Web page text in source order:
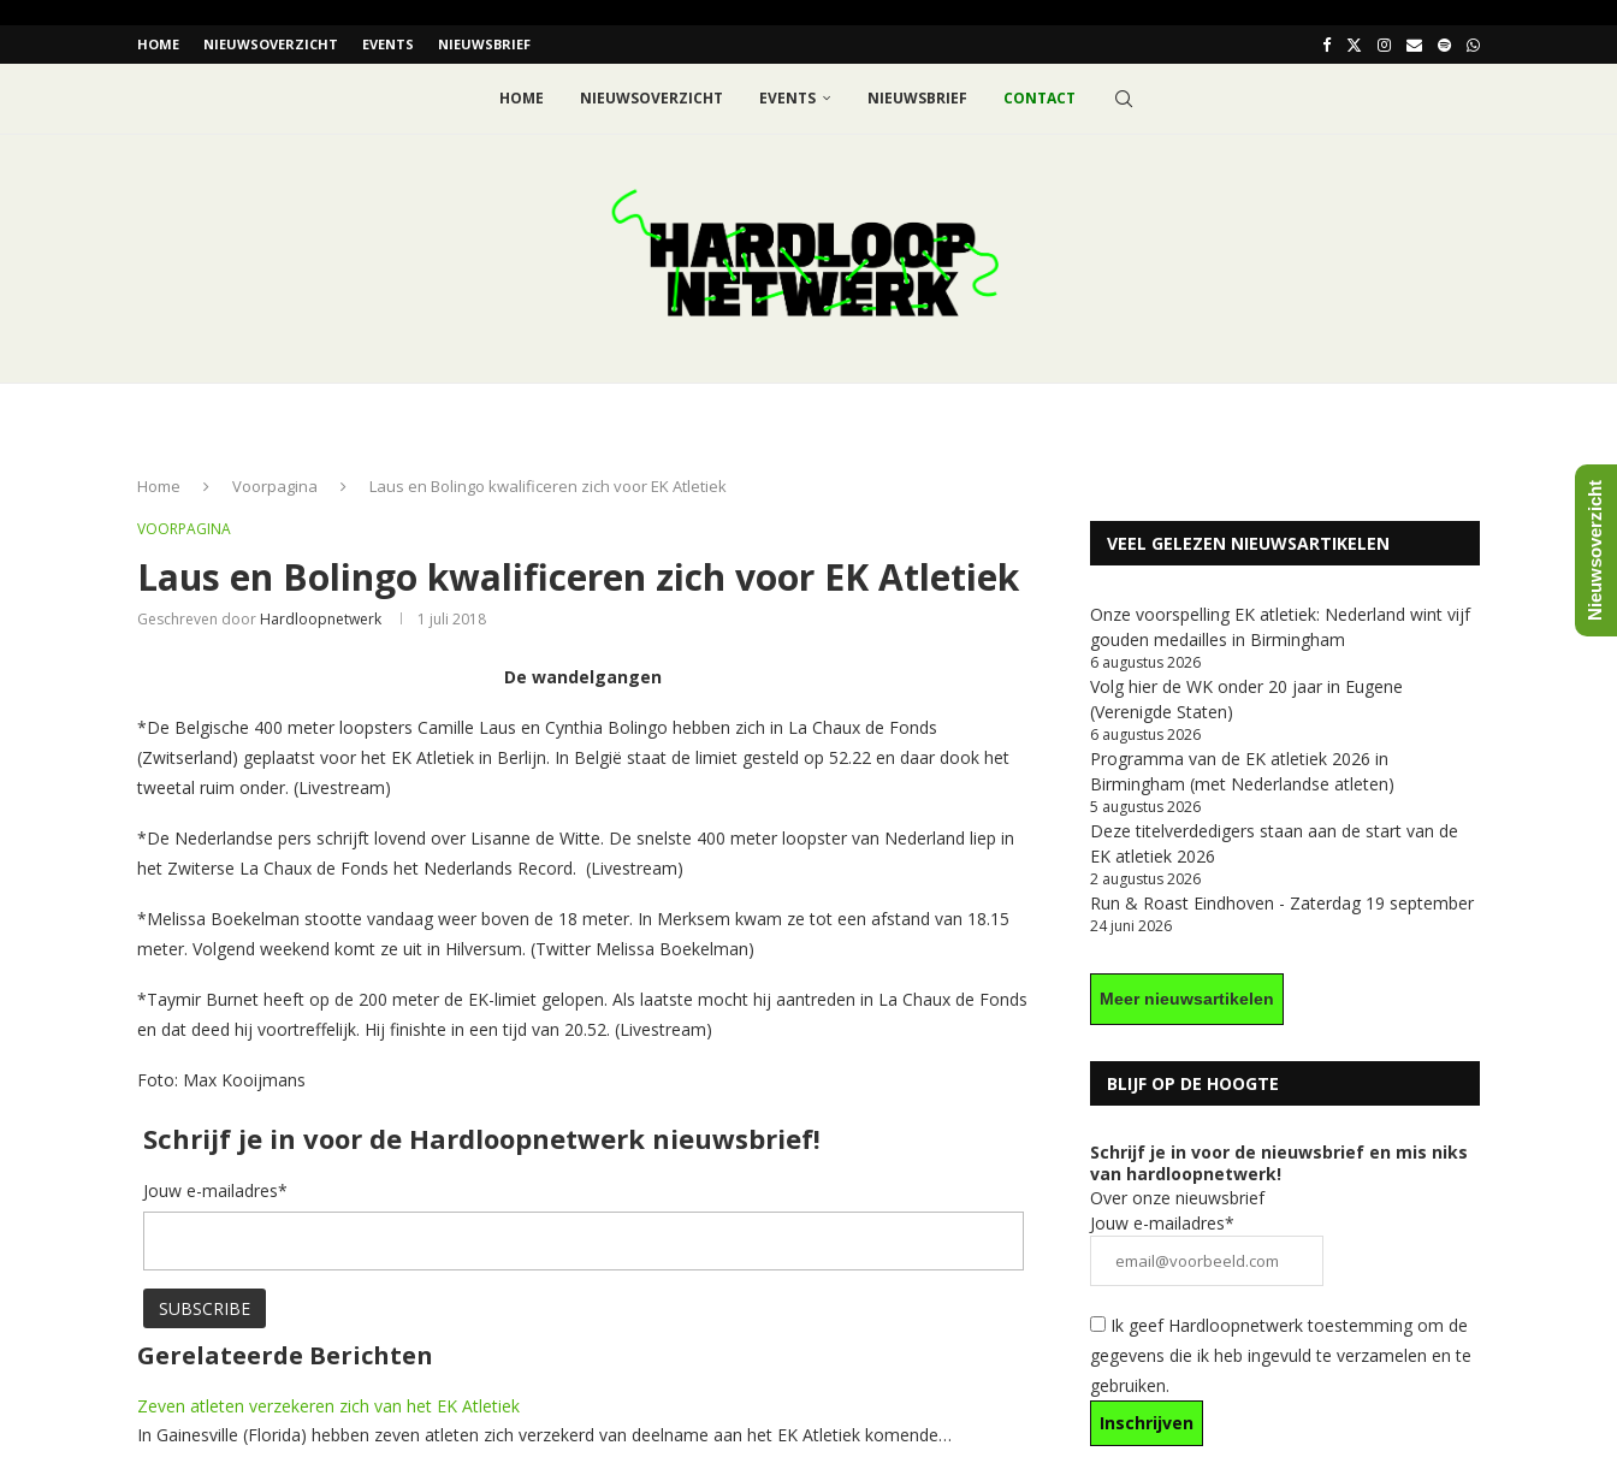
HOME NIEUWSOVERZICHT EVENTS NIEUWSBRIEF
HOME NIEUWSOVERZICHT EVENTS NIEUWSBRIEF CONTACT
Home Voorpagina Laus en Bolingo kwalificeren zich voor EK Atletiek
VOORPAGINA
Laus en Bolingo kwalificeren zich voor EK Atletiek
Geschreven door Hardloopnetwerk 1 juli 2018
De wandelgangen
*De Belgische 400 meter loopsters Camille Laus en Cynthia Bolingo hebben zich in La Chaux de Fonds
(Zwitserland) geplaatst voor het EK Atletiek in Berlijn. In België staat de limiet gesteld op 52.22 en daar dook het
tweetal ruim onder. (Livestream)
*De Nederlandse pers schrijft lovend over Lisanne de Witte. De snelste 400 meter loopster van Nederland liep in
het Zwiterse La Chaux de Fonds het Nederlands Record. (Livestream)
*Melissa Boekelman stootte vandaag weer boven de 18 meter. In Merksem kwam ze tot een afstand van 18.15
meter. Volgend weekend komt ze uit in Hilversum. (Twitter Melissa Boekelman)
*Taymir Burnet heeft op de 200 meter de EK-limiet gelopen. Als laatste mocht hij aantreden in La Chaux de Fonds
en dat deed hij voortreffelijk. Hij finishte in een tijd van 20.52. (Livestream)
Foto: Max Kooijmans
Schrijf je in voor de Hardloopnetwerk nieuwsbrief!
Jouw e-mailadres*
Gerelateerde Berichten
Zeven atleten verzekeren zich van het EK Atletiek
In Gainesville (Florida) hebben zeven atleten zich verzekerd van deelname aan het EK Atletiek komende…
VEEL GELEZEN NIEUWSARTIKELEN
Onze voorspelling EK atletiek: Nederland wint vijf
gouden medailles in Birmingham
6 augustus 2026
Volg hier de WK onder 20 jaar in Eugene
(Verenigde Staten)
6 augustus 2026
Programma van de EK atletiek 2026 in
Birmingham (met Nederlandse atleten)
5 augustus 2026
Deze titelverdedigers staan aan de start van de
EK atletiek 2026
2 augustus 2026
Run & Roast Eindhoven - Zaterdag 19 september
24 juni 2026
Meer nieuwsartikelen
BLIJF OP DE HOOGTE
Schrijf je in voor de nieuwsbrief en mis niks
van hardloopnetwerk!
Over onze nieuwsbrief
Jouw e-mailadres*
Ik geef Hardloopnetwerk toestemming om de
gegevens die ik heb ingevuld te verzamelen en te
gebruiken.
Nieuwsoverzicht